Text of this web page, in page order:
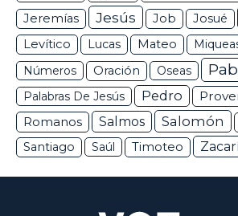
Jeremías Jesús Job Josué
Levítico
Lucas Mateo
Números Oración Oseas
Palabras De Jesús Pedro
Romanos Salmos Salomón
Santiago
Saúl Timoteo